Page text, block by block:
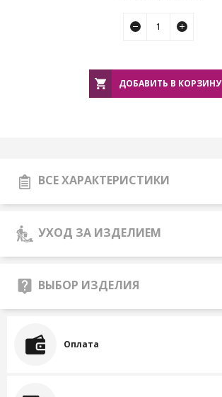
ДОБАВИТЬ В КОРЗИНУ
ВСЕ ХАРАКТЕРИСТИКИ
УХОД ЗА ИЗДЕЛИЕМ
ВЫБОР ИЗДЕЛИЯ
Оплата